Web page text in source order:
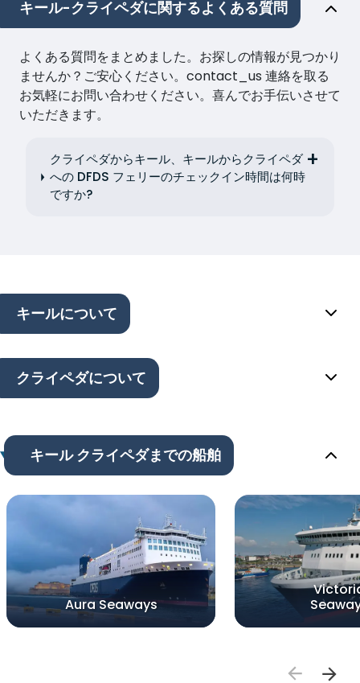
キール-クライペダに関するよくある質問
よくある質問をまとめました。お探しの情報が見つかり
ませんか？ご安心ください。contact_us 連絡を取る
お気軽にお問い合わせください。喜んでお手伝いさせて
いただきます。
クライペダからキール、キールからクライペダ
への DFDS フェリーのチェックイン時間は何時
ですか?
キールについて
クライペダについて
キール クライペダまでの船舶
Aura Seaways